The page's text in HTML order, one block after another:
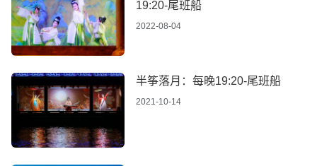
19:20-尾班船
2022-08-04
半筝落月：每晚19:20-尾班船
2021-10-14